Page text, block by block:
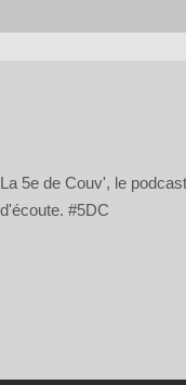
La 5e de Couv', le
d'écoute. #5DC